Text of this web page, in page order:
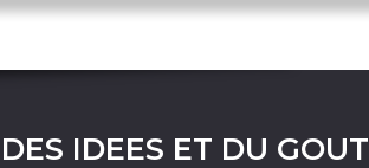
DES IDEES ET DU GOUT